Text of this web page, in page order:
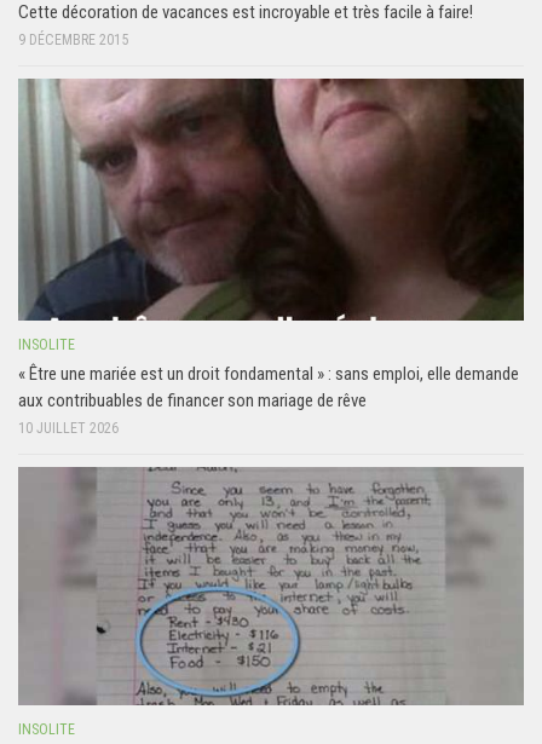
Cette décoration de vacances est incroyable et très facile à faire!
9 DÉCEMBRE 2015
INSOLITE
« Être une mariée est un droit fondamental » : sans emploi, elle demande
aux contribuables de financer son mariage de rêve
10 JUILLET 2026
INSOLITE